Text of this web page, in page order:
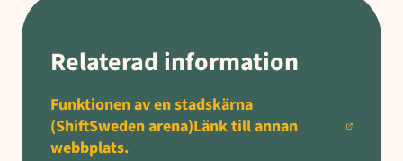
Relaterad information
Funktionen av en stadskärna
(ShiftSweden arena)Länk till annan
webbplats.